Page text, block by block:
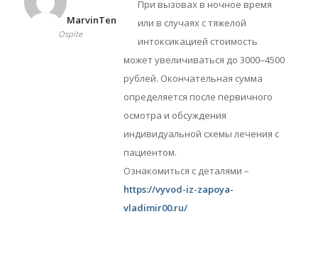
MarvinTen
Ospite
При вызовах в ночное время
или в случаях с тяжелой
интоксикацией стоимость
может увеличиваться до 3000–4500
рублей. Окончательная сумма
определяется после первичного
осмотра и обсуждения
индивидуальной схемы лечения с
пациентом.
Ознакомиться с деталями –
https://vyvod-iz-zapoya-
vladimir00.ru/